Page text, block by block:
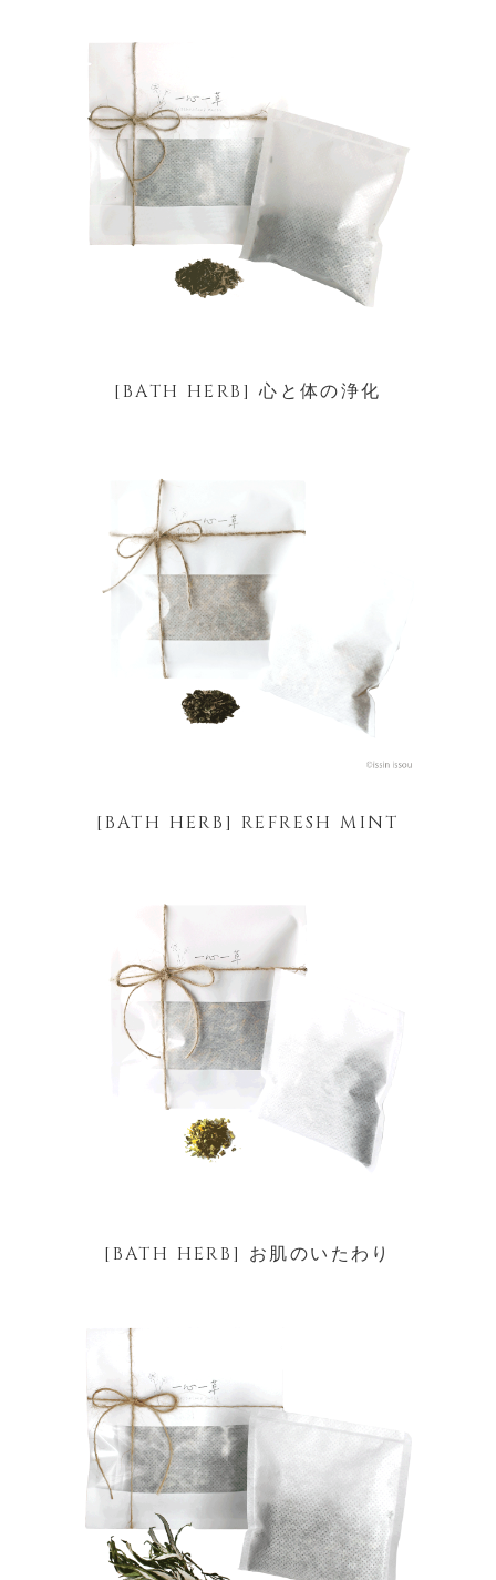
[BATH HERB] 心と体の浄化
[BATH HERB] REFRESH MINT
[BATH HERB] お肌のいたわり